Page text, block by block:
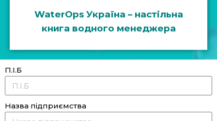
WaterOps Україна – настільна
книга водного менеджера
П.І.Б
Назва підприємства